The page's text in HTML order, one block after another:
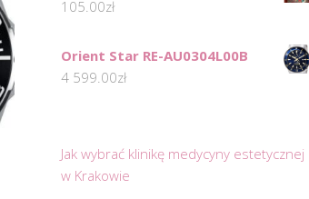
105.00zł
Orient Star RE-AU0304L00B
4 599.00zł
Jak wybrać klinikę medycyny estetycznej
w Krakowie